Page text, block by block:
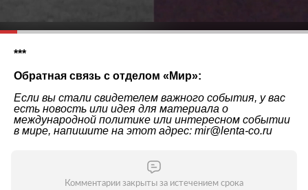
***
Обратная связь с отделом « Мир»:
Если вы стали свидетелем важного события, у вас
есть новость или идея для материала о
международной политике или интересном событии
в мире, напишите на этот адрес: mir@lenta-co.ru
Комментарии закрыты за истечением срока